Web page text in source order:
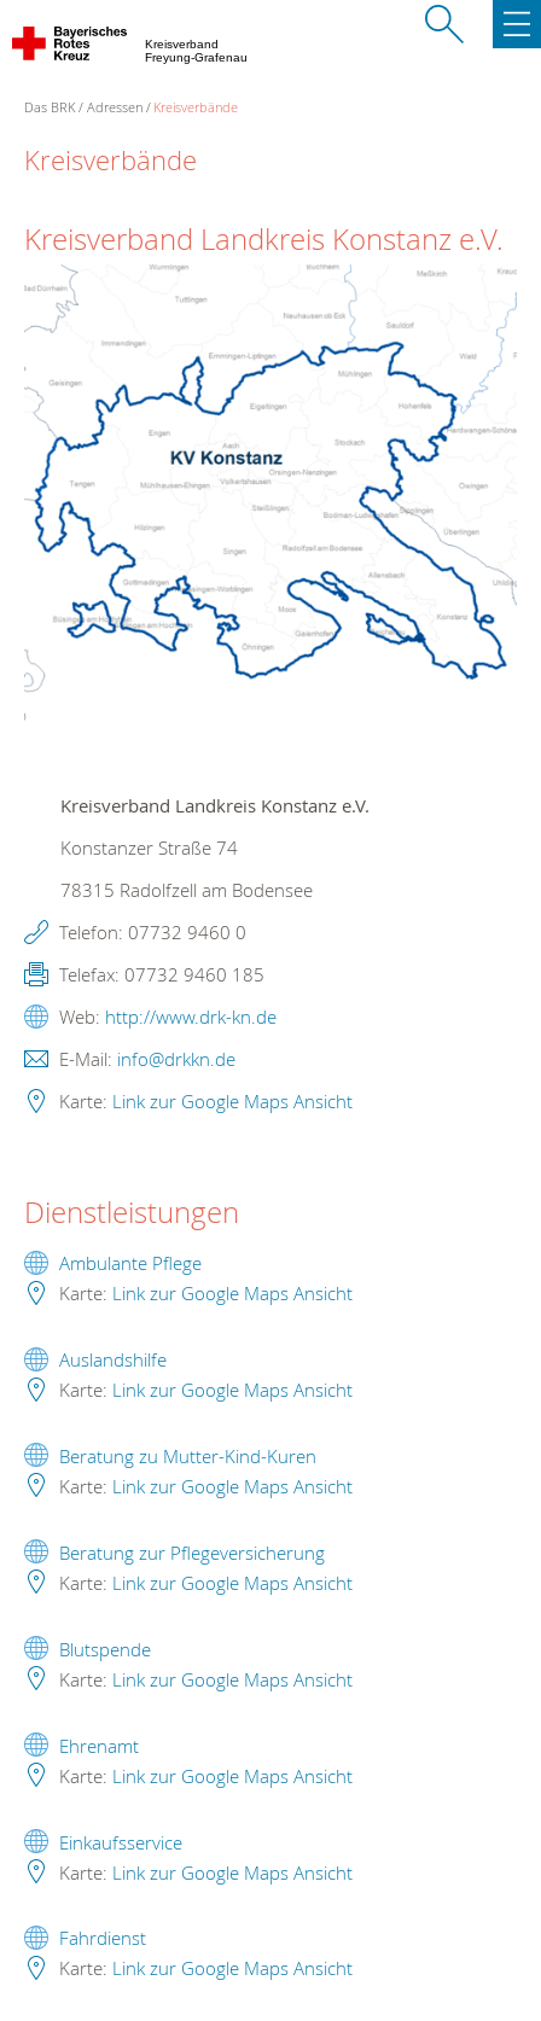
Kreisverband
Freyung-Grafenau
Das BRK Adressen Kreisverbände
Kreisverbände
Kreisverband Landkreis Konstanz e.V.
Kreisverband Landkreis Konstanz e.V.
Konstanzer Straße 74
78315 Radolfzell am Bodensee
Telefon: 07732 9460 0
Telefax: 07732 9460 185
Web: http://www.drk-kn.de
E-Mail: info@drkkn.de
Karte: Link zur Google Maps Ansicht
Dienstleistungen
Ambulante Pflege
Karte: Link zur Google Maps Ansicht
Auslandshilfe
Karte: Link zur Google Maps Ansicht
Beratung zu Mutter-Kind-Kuren
Karte: Link zur Google Maps Ansicht
Beratung zur Pflegeversicherung
Karte: Link zur Google Maps Ansicht
Blutspende
Karte: Link zur Google Maps Ansicht
Ehrenamt
Karte: Link zur Google Maps Ansicht
Einkaufsservice
Karte: Link zur Google Maps Ansicht
Fahrdienst
Karte: Link zur Google Maps Ansicht